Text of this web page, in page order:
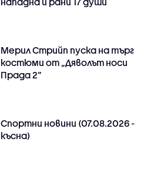
Мерил Стрийп пуска на търг
костюми от „Дяволът носи
Прада 2“
Спортни новини (07.08.2026 -
късна)